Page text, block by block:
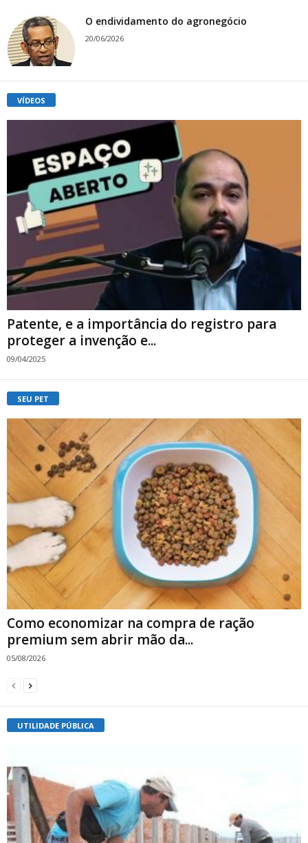
O endividamento do agronegócio
20/06/2026
VÍDEOS
Patente, e a importância do registro para
proteger a invenção e...
09/04/2025
SEU PET
Como economizar na compra de ração
premium sem abrir mão da...
05/08/2026
UTILIDADE PÚBLICA